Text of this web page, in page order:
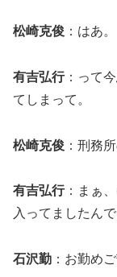
松崎克俊 ：はあ。
有吉弘行：って
てしまって。
松崎克俊 ：刑務
有吉弘行：まぁ
入ってましたん
石沢勤 ：お勤め